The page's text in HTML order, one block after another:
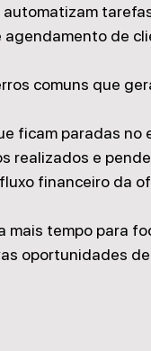
de
comuns que
ficam paradas no
realizados e
financeiro da
mais tempo para
oportunidades